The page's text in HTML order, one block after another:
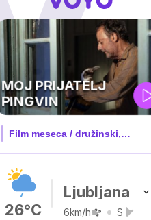
UEFA
SUPERPOKAL
V živo na VOYO: sreda ob 20.30
26°C
Ljubljana
6km/h S